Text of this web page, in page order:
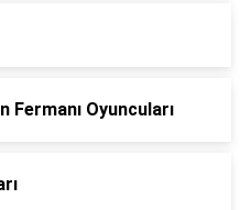
Fermanı Oyuncuları